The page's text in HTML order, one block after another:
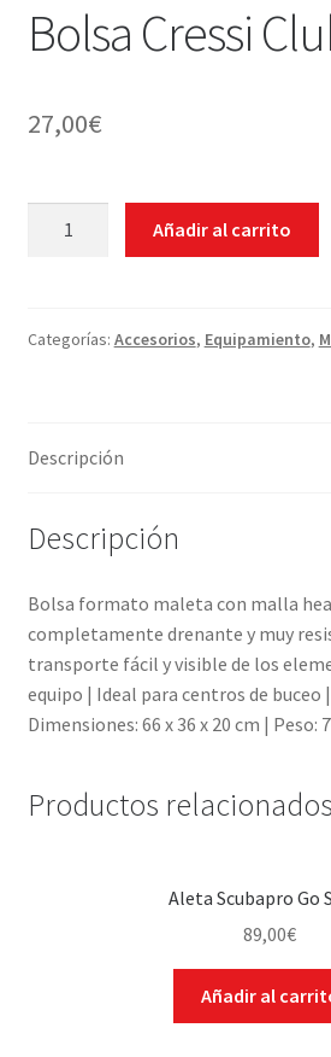
Bolsa Cressi
27,00€
Añadir al carrito
Categorías: Accesorios, Equipamiento,
Descripción
Descripción
Bolsa formato maleta con malla
completamente drenante y muy
transporte fácil y visible de los
equipo | Ideal para centros de buceo
Dimensiones: 66 x 36 x 20 cm | Peso:
Productos relacionados
Aleta Scubapro Go
89,00€
Añadir al